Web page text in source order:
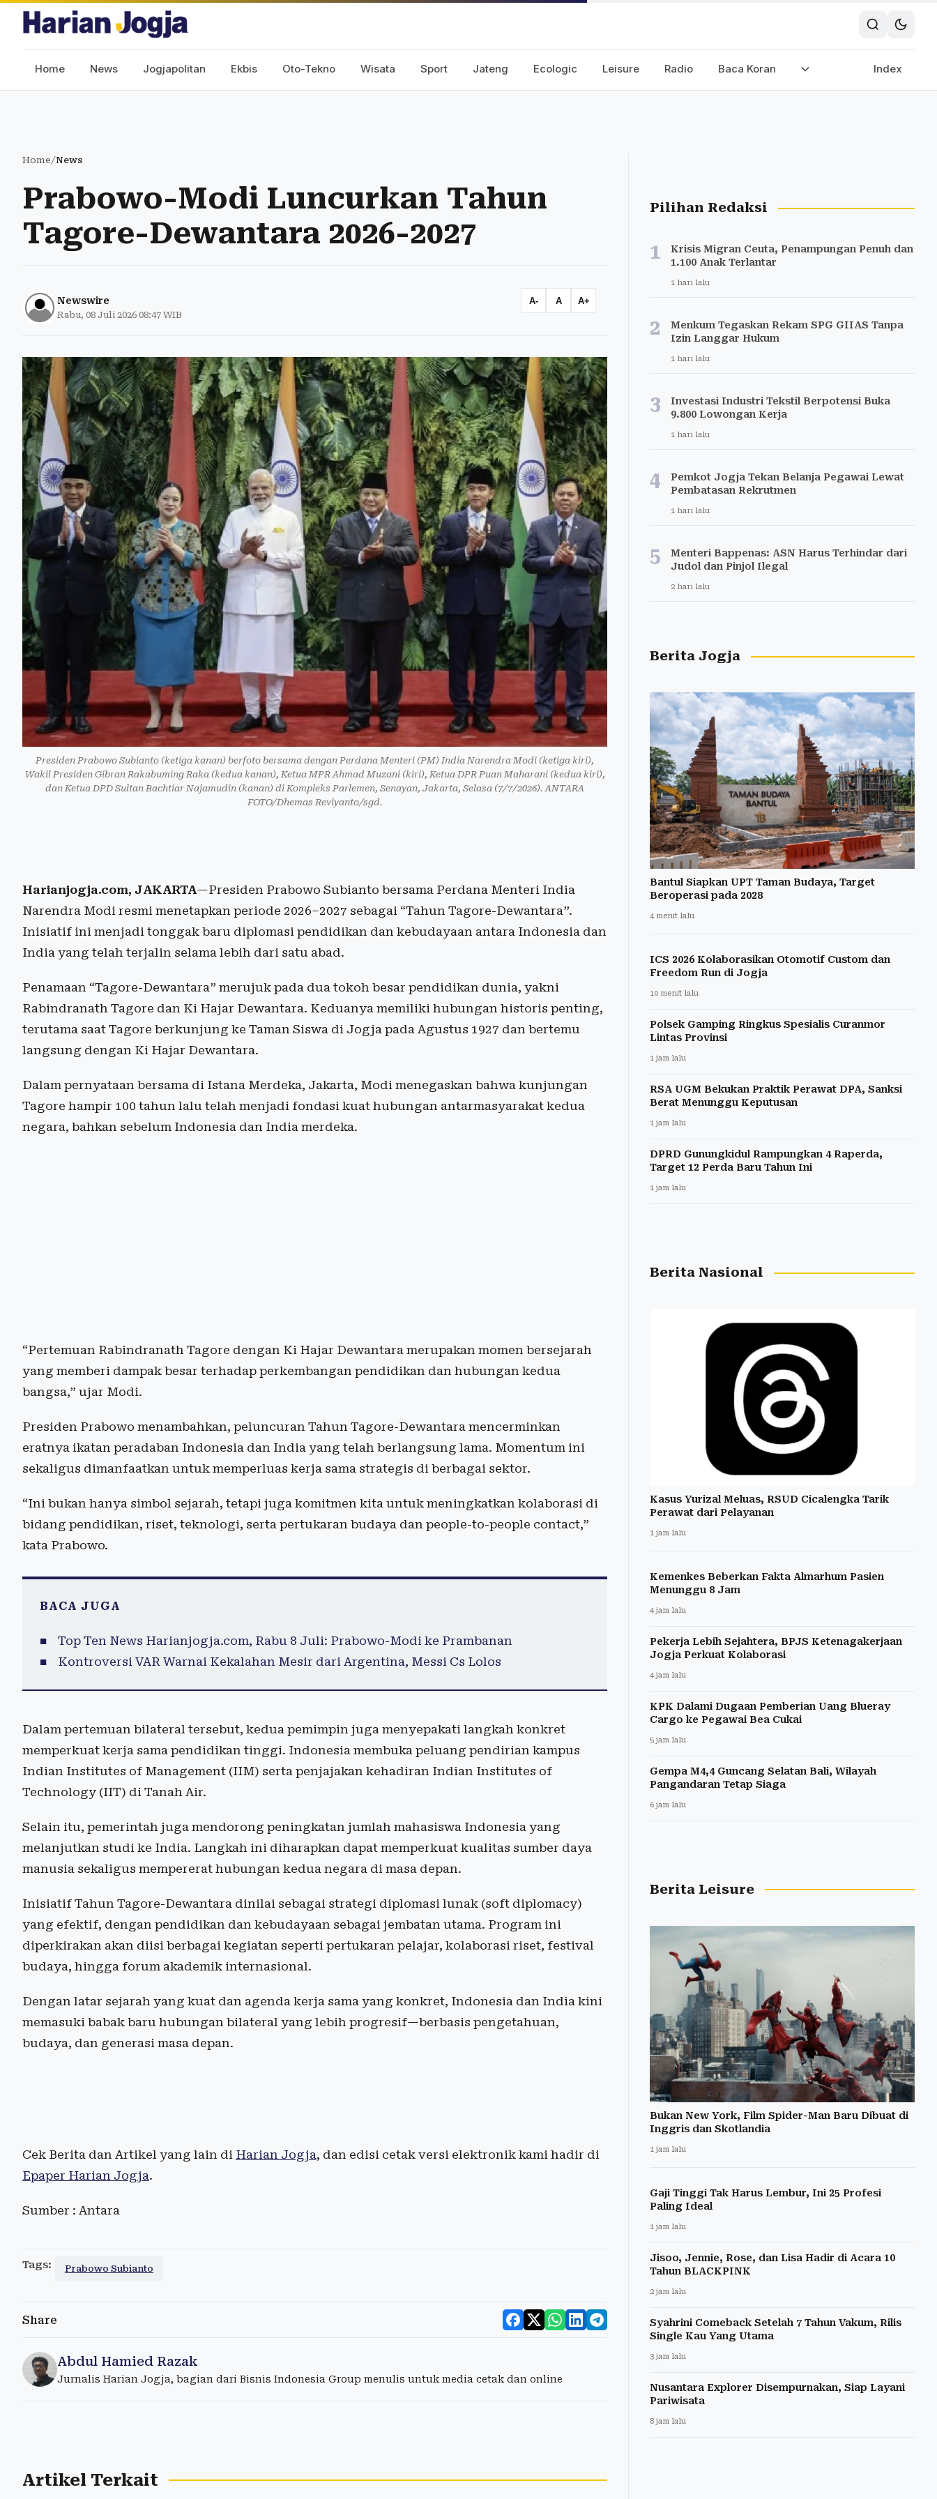
Home News Jogjapolitan Ekbis Oto-Tekno Wisata Sport Jateng Ecologic Leisure Radio Baca Koran Index
Home/News
Prabowo-Modi Luncurkan Tahun
Tagore-Dewantara 2026-2027
Newswire
Rabu, 08 Juli 2026 08:47 WIB
A- A A+
Presiden Prabowo Subianto (ketiga kanan) berfoto bersama dengan Perdana Menteri (PM) India Narendra Modi (ketiga kiri),
Wakil Presiden Gibran Rakabuming Raka (kedua kanan), Ketua MPR Ahmad Muzani (kiri), Ketua DPR Puan Maharani (kedua kiri),
dan Ketua DPD Sultan Bachtiar Najamudin (kanan) di Kompleks Parlemen, Senayan, Jakarta, Selasa (7/7/2026). ANTARA
FOTO/Dhemas Reviyanto/sgd.
Harianjogja.com, JAKARTA—Presiden Prabowo Subianto bersama Perdana Menteri India
Narendra Modi resmi menetapkan periode 2026–2027 sebagai “Tahun Tagore-Dewantara”.
Inisiatif ini menjadi tonggak baru diplomasi pendidikan dan kebudayaan antara Indonesia dan
India yang telah terjalin selama lebih dari satu abad.
Penamaan “Tagore-Dewantara” merujuk pada dua tokoh besar pendidikan dunia, yakni
Rabindranath Tagore dan Ki Hajar Dewantara. Keduanya memiliki hubungan historis penting,
terutama saat Tagore berkunjung ke Taman Siswa di Jogja pada Agustus 1927 dan bertemu
langsung dengan Ki Hajar Dewantara.
Dalam pernyataan bersama di Istana Merdeka, Jakarta, Modi menegaskan bahwa kunjungan
Tagore hampir 100 tahun lalu telah menjadi fondasi kuat hubungan antarmasyarakat kedua
negara, bahkan sebelum Indonesia dan India merdeka.
“Pertemuan Rabindranath Tagore dengan Ki Hajar Dewantara merupakan momen bersejarah
yang memberi dampak besar terhadap perkembangan pendidikan dan hubungan kedua
bangsa,” ujar Modi.
Presiden Prabowo menambahkan, peluncuran Tahun Tagore-Dewantara mencerminkan
eratnya ikatan peradaban Indonesia dan India yang telah berlangsung lama. Momentum ini
sekaligus dimanfaatkan untuk memperluas kerja sama strategis di berbagai sektor.
“Ini bukan hanya simbol sejarah, tetapi juga komitmen kita untuk meningkatkan kolaborasi di
bidang pendidikan, riset, teknologi, serta pertukaran budaya dan people-to-people contact,”
kata Prabowo.
BACA JUGA
Top Ten News Harianjogja.com, Rabu 8 Juli: Prabowo-Modi ke Prambanan
Kontroversi VAR Warnai Kekalahan Mesir dari Argentina, Messi Cs Lolos
Dalam pertemuan bilateral tersebut, kedua pemimpin juga menyepakati langkah konkret
memperkuat kerja sama pendidikan tinggi. Indonesia membuka peluang pendirian kampus
Indian Institutes of Management (IIM) serta penjajakan kehadiran Indian Institutes of
Technology (IIT) di Tanah Air.
Selain itu, pemerintah juga mendorong peningkatan jumlah mahasiswa Indonesia yang
melanjutkan studi ke India. Langkah ini diharapkan dapat memperkuat kualitas sumber daya
manusia sekaligus mempererat hubungan kedua negara di masa depan.
Inisiatif Tahun Tagore-Dewantara dinilai sebagai strategi diplomasi lunak (soft diplomacy)
yang efektif, dengan pendidikan dan kebudayaan sebagai jembatan utama. Program ini
diperkirakan akan diisi berbagai kegiatan seperti pertukaran pelajar, kolaborasi riset, festival
budaya, hingga forum akademik internasional.
Dengan latar sejarah yang kuat dan agenda kerja sama yang konkret, Indonesia dan India kini
memasuki babak baru hubungan bilateral yang lebih progresif—berbasis pengetahuan,
budaya, dan generasi masa depan.
Cek Berita dan Artikel yang lain di Harian Jogja, dan edisi cetak versi elektronik kami hadir di
Epaper Harian Jogja.
Sumber : Antara
Tags: Prabowo Subianto
Share
Abdul Hamied Razak
Jurnalis Harian Jogja, bagian dari Bisnis Indonesia Group menulis untuk media cetak dan online
Artikel Terkait
Pilihan Redaksi
1
Krisis Migran Ceuta, Penampungan Penuh dan
1.100 Anak Terlantar
1 hari lalu
2
Menkum Tegaskan Rekam SPG GIIAS Tanpa
Izin Langgar Hukum
1 hari lalu
3
Investasi Industri Tekstil Berpotensi Buka
9.800 Lowongan Kerja
1 hari lalu
4
Pemkot Jogja Tekan Belanja Pegawai Lewat
Pembatasan Rekrutmen
1 hari lalu
5
Menteri Bappenas: ASN Harus Terhindar dari
Judol dan Pinjol Ilegal
2 hari lalu
Berita Jogja
Bantul Siapkan UPT Taman Budaya, Target
Beroperasi pada 2028
4 menit lalu
ICS 2026 Kolaborasikan Otomotif Custom dan
Freedom Run di Jogja
10 menit lalu
Polsek Gamping Ringkus Spesialis Curanmor
Lintas Provinsi
1 jam lalu
RSA UGM Bekukan Praktik Perawat DPA, Sanksi
Berat Menunggu Keputusan
1 jam lalu
DPRD Gunungkidul Rampungkan 4 Raperda,
Target 12 Perda Baru Tahun Ini
1 jam lalu
Berita Nasional
Kasus Yurizal Meluas, RSUD Cicalengka Tarik
Perawat dari Pelayanan
1 jam lalu
Kemenkes Beberkan Fakta Almarhum Pasien
Menunggu 8 Jam
4 jam lalu
Pekerja Lebih Sejahtera, BPJS Ketenagakerjaan
Jogja Perkuat Kolaborasi
4 jam lalu
KPK Dalami Dugaan Pemberian Uang Blueray
Cargo ke Pegawai Bea Cukai
5 jam lalu
Gempa M4,4 Guncang Selatan Bali, Wilayah
Pangandaran Tetap Siaga
6 jam lalu
Berita Leisure
Bukan New York, Film Spider-Man Baru Dibuat di
Inggris dan Skotlandia
1 jam lalu
Gaji Tinggi Tak Harus Lembur, Ini 25 Profesi
Paling Ideal
1 jam lalu
Jisoo, Jennie, Rose, dan Lisa Hadir di Acara 10
Tahun BLACKPINK
2 jam lalu
Syahrini Comeback Setelah 7 Tahun Vakum, Rilis
Single Kau Yang Utama
3 jam lalu
Nusantara Explorer Disempurnakan, Siap Layani
Pariwisata
8 jam lalu